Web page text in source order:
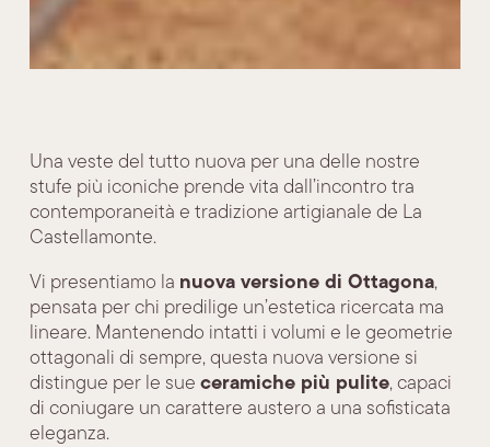
Una veste del tutto nuova per una delle nostre
stufe più iconiche prende vita dall’incontro tra
contemporaneità e tradizione artigianale de La
Castellamonte.
Vi presentiamo la nuova versione di Ottagona,
pensata per chi predilige un’estetica ricercata ma
lineare. Mantenendo intatti i volumi e le geometrie
ottagonali di sempre, questa nuova versione si
distingue per le sue ceramiche più pulite, capaci
di coniugare un carattere austero a una sofisticata
eleganza.